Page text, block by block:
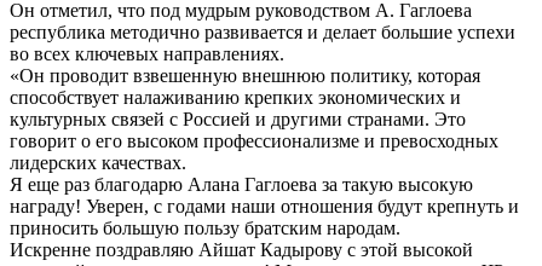
Он отметил, что под мудрым руководством А. Гаглоева
республика методично развивается и делает большие успехи
во всех ключевых направлениях.
«Он проводит взвешенную внешнюю политику, которая
способствует налаживанию крепких экономических и
культурных связей с Россией и другими странами. Это
говорит о его высоком профессионализме и превосходных
лидерских качествах.
Я еще раз благодарю Алана Гаглоева за такую высокую
награду! Уверен, с годами наши отношения будут крепнуть и
приносить большую пользу братским народам.
Искренне поздравляю Айшат Кадырову с этой высокой